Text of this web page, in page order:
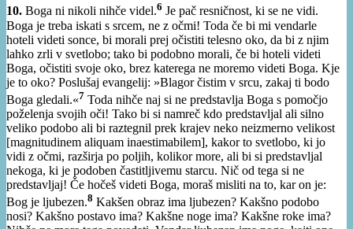
10. Boga ni nikoli nihče videl.6 Je pač resničnost, ki se ne vidi.
Boga je treba iskati s srcem, ne z očmi! Toda če bi mi vendarle
hoteli videti sonce, bi morali prej očistiti telesno oko, da bi z njim
lahko zrli v svetlobo; tako bi podobno morali, če bi hoteli videti
Boga, očistiti svoje oko, brez katerega ne moremo videti Boga. Kje
je to oko? Poslušaj evangelij: »Blagor čistim v srcu, zakaj ti bodo
Boga gledali.«7 Toda nihče naj si ne predstavlja Boga s pomočjo
poželenja svojih oči! Tako bi si namreč kdo predstavljal ali silno
veliko podobo ali bi raztegnil prek krajev neko neizmerno velikost
[magnitudinem aliquam inaestimabilem], kakor to svetlobo, ki jo
vidi z očmi, razširja po poljih, kolikor more, ali bi si predstavljal
nekoga, ki je podoben častitljivemu starcu. Nič od tega si ne
predstavljaj! Če hočeš videti Boga, moraš misliti na to, kar on je:
Bog je ljubezen.8 Kakšen obraz ima ljubezen? Kakšno podobo
nosi? Kakšno postavo ima? Kakšne noge ima? Kakšne roke ima?